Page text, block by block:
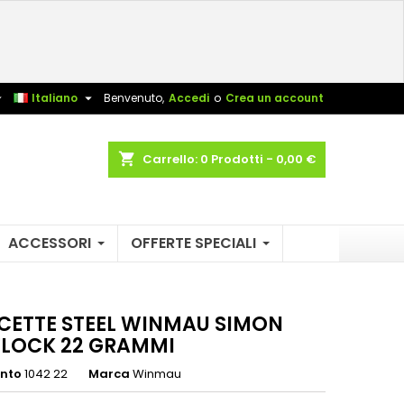
Benvenuto, Accedi o Crea un account
Italiano 
shopping_cart Carrello: 0 Prodotti - 0,00 €
ACCESSORI OFFERTE SPECIALI
STEEL WINMAU SIMON
22 GRAMMI
1042 22 Marca Winmau